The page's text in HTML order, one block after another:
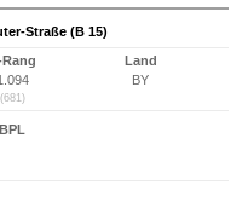
Straße (B 15)
Rang
(681)
Land
BY
BPL